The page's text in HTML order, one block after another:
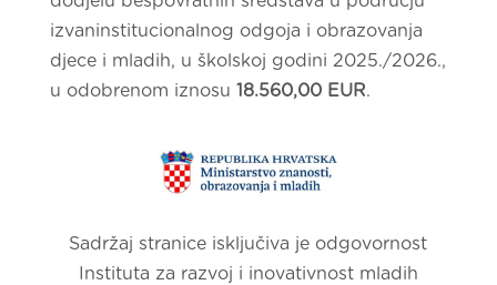
izvaninstitucionalnog odgoja i obrazovanja
djece i mladih, u školskoj godini 2025./2026.,
u odobrenom iznosu 18.560,00 EUR.
Sadržaj stranice isključiva je odgovornost
Instituta za razvoj i inovativnost mladih